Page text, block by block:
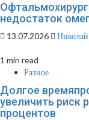
недостаток
13.07.2026 Николай
1 min read
Разное
Долгое
увеличить риск
процентов